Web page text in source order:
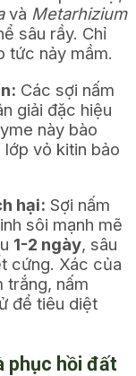
và Metarhizium
sâu rầy. Chỉ
tức nảy mầm.
Các sợi nấm
giải đặc hiệu
này bào
vỏ kitin bảo
hại: Sợi nấm
sôi mạnh mẽ
1-2 ngày, sâu
cứng. Xác của
trắng, nấm
để tiêu diệt
phục hồi đất